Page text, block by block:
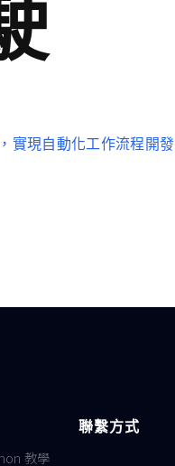
實現自動化工作流程開發
教學
聯繫方式